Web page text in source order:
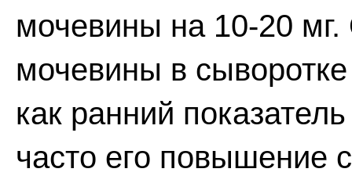
мочевины на 10-20 мг.
мочевины в
как ранний
часто его повышение